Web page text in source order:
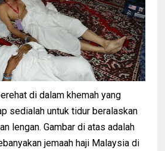
di dalam khemah yang
sedialah untuk tidur beralaskan
lengan. Gambar di atas adalah
jemaah haji Malaysia di